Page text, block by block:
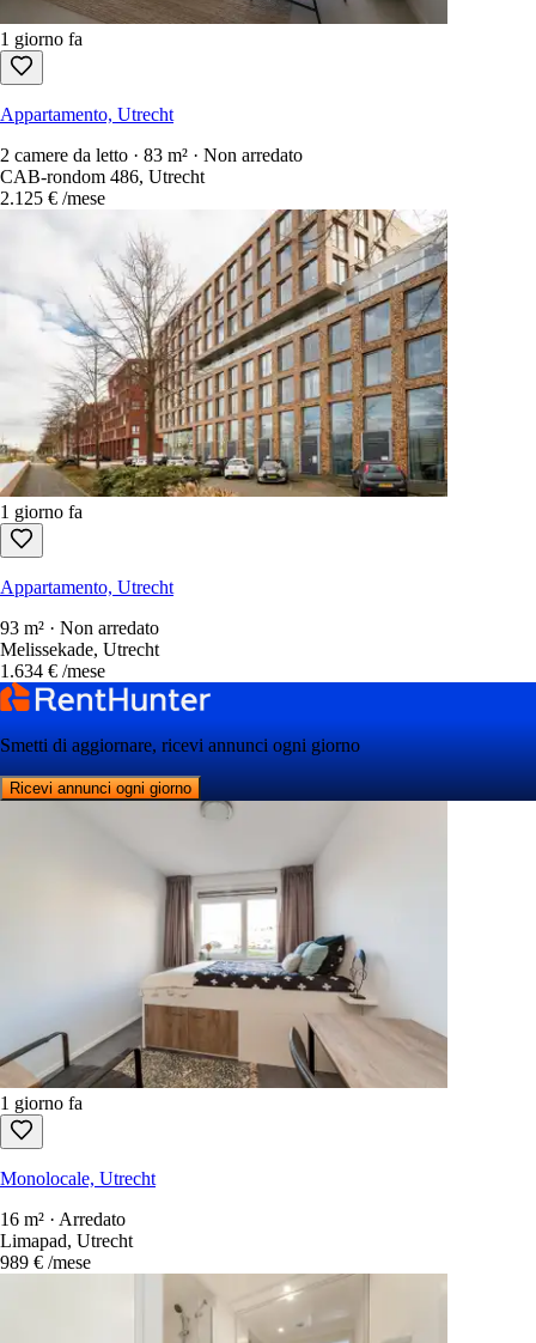
1 giorno fa
Appartamento, Utrecht
2 camere da letto · 83 m² · Non arredato
CAB-rondom 486, Utrecht
2.125 € /mese
1 giorno fa
Appartamento, Utrecht
93 m² · Non arredato
Melissekade, Utrecht
1.634 € /mese
Smetti di aggiornare, ricevi annunci ogni giorno
Ricevi annunci ogni giorno
1 giorno fa
Monolocale, Utrecht
16 m² · Arredato
Limapad, Utrecht
989 € /mese